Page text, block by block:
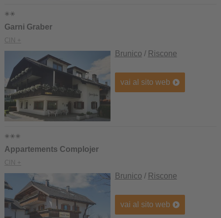
Garni Graber
CIN +
Brunico / Riscone
vai al sito web
Appartements Complojer
CIN +
Brunico / Riscone
vai al sito web